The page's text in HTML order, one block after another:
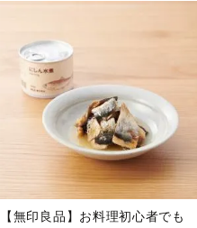
【無印良品】お料理初心者でも